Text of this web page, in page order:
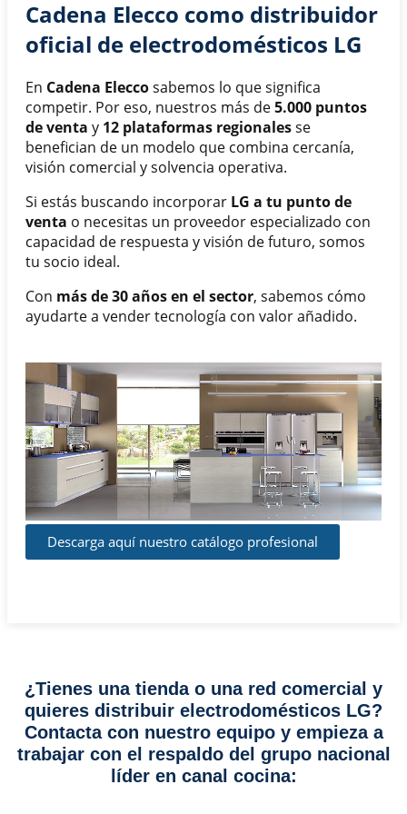
Cadena Elecco como distribuidor
oficial de electrodomésticos LG
En Cadena Eleccosabemos lo que significa
competir. Por eso, nuestros más de5.000 puntos
de venta y 12 plataformas regionalesse
benefician de un modelo que combina cercanía,
visión comercial y solvencia operativa.
Si estás buscando incorporar LG a tu punto de
venta o necesitas un proveedor especializado con
capacidad de respuesta y visión de futuro, somos
tu socio ideal.
Con más de 30 años en el sector, sabemos cómo
ayudarte a vender tecnología con valor añadido.
Descarga aquí nuestro catálogo profesional
¿Tienes una tienda o una red comercial y
quieres distribuir electrodomésticos LG?
Contacta con nuestro equipo y empieza a
trabajar con el respaldo del grupo nacional
líder en canal cocina: